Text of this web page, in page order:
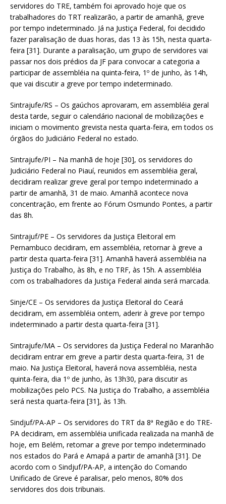
servidores do TRE, também foi aprovado hoje que os
trabalhadores do TRT realizarão, a partir de amanhã, greve
por tempo indeterminado. Já na Justiça Federal, foi decidido
fazer paralisação de duas horas, das 13 às 15h, nesta quarta-
feira [31]. Durante a paralisação, um grupo de servidores vai
passar nos dois prédios da JF para convocar a categoria a
participar de assembléia na quinta-feira, 1º de junho, às 14h,
que vai discutir a greve por tempo indeterminado.
Sintrajufe/RS – Os gaúchos aprovaram, em assembléia geral
desta tarde, seguir o calendário nacional de mobilizações e
iniciam o movimento grevista nesta quarta-feira, em todos os
órgãos do Judiciário Federal no estado.
Sintrajufe/PI – Na manhã de hoje [30], os servidores do
Judiciário Federal no Piauí, reunidos em assembléia geral,
decidiram realizar greve geral por tempo indeterminado a
partir de amanhã, 31 de maio. Amanhã acontece nova
concentração, em frente ao Fórum Osmundo Pontes, a partir
das 8h.
Sintrajuf/PE – Os servidores da Justiça Eleitoral em
Pernambuco decidiram, em assembléia, retornar à greve a
partir desta quarta-feira [31]. Amanhã haverá assembléia na
Justiça do Trabalho, às 8h, e no TRF, às 15h. A assembléia
com os trabalhadores da Justiça Federal ainda será marcada.
Sinje/CE – Os servidores da Justiça Eleitoral do Ceará
decidiram, em assembléia ontem, aderir à greve por tempo
indeterminado a partir desta quarta-feira [31].
Sintrajufe/MA – Os servidores da Justiça Federal no Maranhão
decidiram entrar em greve a partir desta quarta-feira, 31 de
maio. Na Justiça Eleitoral, haverá nova assembléia, nesta
quinta-feira, dia 1º de junho, às 13h30, para discutir as
mobilizações pelo PCS. Na Justiça do Trabalho, a assembléia
será nesta quarta-feira [31], às 13h.
Sindjuf/PA-AP – Os servidores do TRT da 8ª Região e do TRE-
PA decidiram, em assembléia unificada realizada na manhã de
hoje, em Belém, retomar a greve por tempo indeterminado
nos estados do Pará e Amapá a partir de amanhã [31]. De
acordo com o Sindjuf/PA-AP, a intenção do Comando
Unificado de Greve é paralisar, pelo menos, 80% dos
servidores dos dois tribunais.